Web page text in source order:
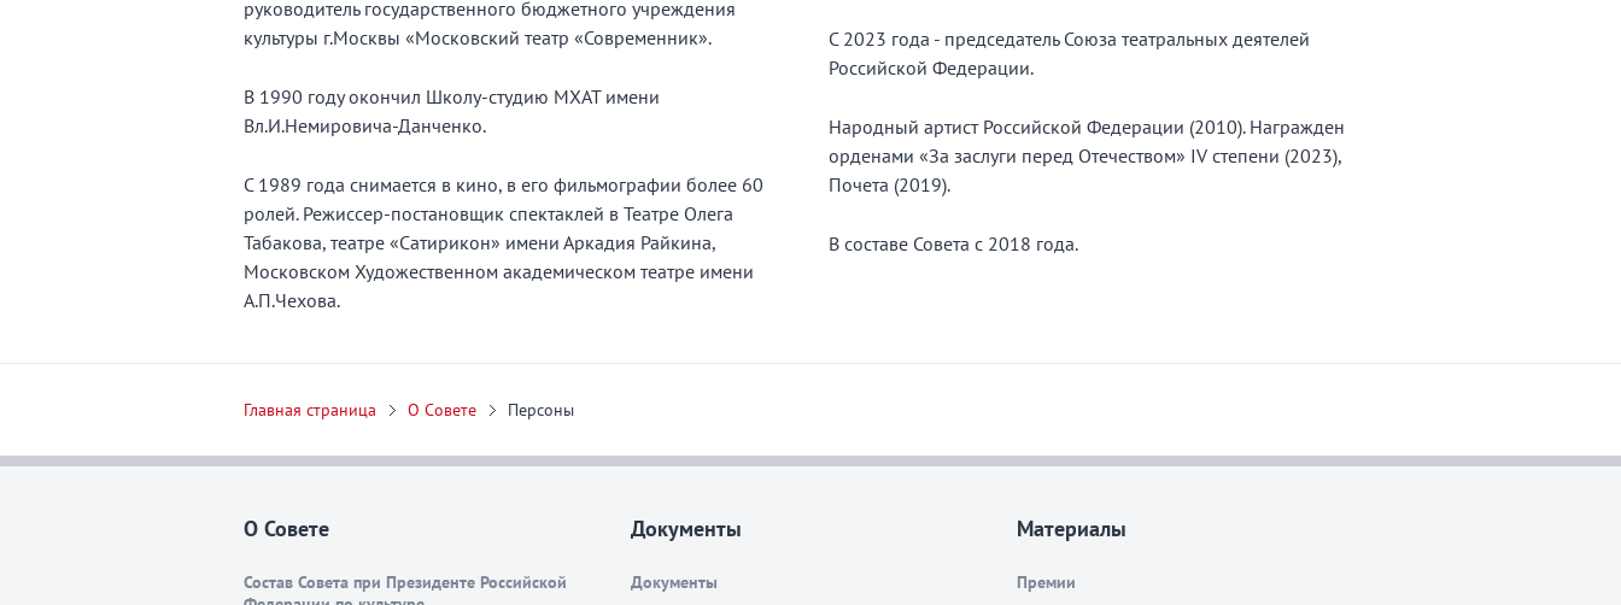
руководитель государственного бюджетного учреждения
культуры г.Москвы «Московский театр «Современник».
В 1990 году окончил Школу-студию МХАТ имени
Вл.И.Немировича-Данченко.
С 1989 года снимается в кино, в его фильмографии более 60
ролей. Режиссер-постановщик спектаклей в Театре Олега
Табакова, театре «Сатирикон» имени Аркадия Райкина,
Московском Художественном академическом театре имени
А.П.Чехова.
С 2023 года - председатель Союза театральных деятелей
Российской Федерации.
Народный артист Российской Федерации (2010). Награжден
орденами «За заслуги перед Отечеством» IV степени (2023),
Почета (2019).
В составе Совета с 2018 года.
Главная страница О Совете Персоны
О Совете
Состав Совета при Президенте Российской
Документы
Документы
Материалы
Премии